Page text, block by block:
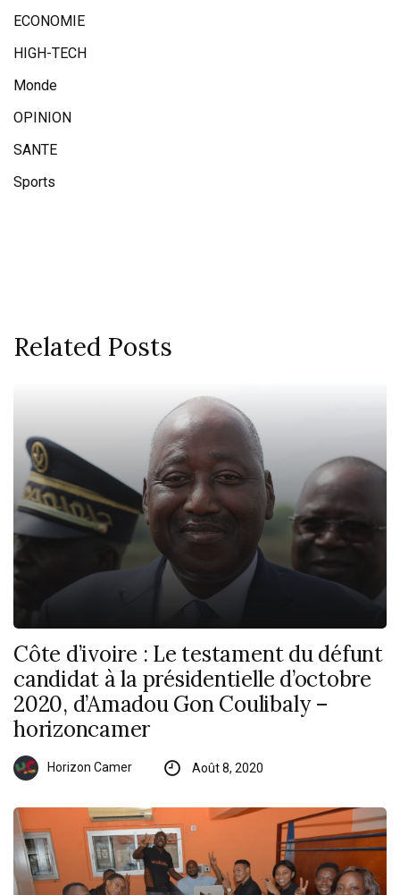
ECONOMIE
HIGH-TECH
Monde
OPINION
SANTE
Sports
Related Posts
Côte d’ivoire : Le testament du défunt
candidat à la présidentielle d’octobre
2020, d’Amadou Gon Coulibaly –
horizoncamer
Horizon Camer Août 8, 2020